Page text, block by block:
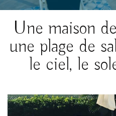
Une maison
une plage de
le ciel, le